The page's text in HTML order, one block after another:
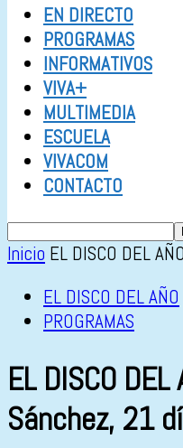
EN DIRECTO
PROGRAMAS
INFORMATIVOS
VIVA+
MULTIMEDIA
ESCUELA
VIVACOM
CONTACTO
Inicio EL DISCO DEL AÑO
EL DISCO DEL AÑO
PROGRAMAS
EL DISCO
Sánchez, 21